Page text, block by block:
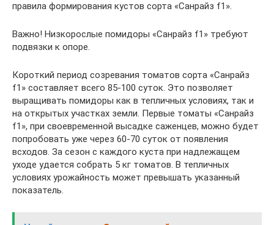
правила формирования кустов сорта «Санрайз f1».
Важно! Низкорослые помидоры «Санрайз f1» требуют
подвязки к опоре.
Короткий период созревания томатов сорта «Санрайз
f1» составляет всего 85-100 суток. Это позволяет
выращивать помидоры как в тепличных условиях, так и
на открытых участках земли. Первые томаты «Санрайз
f1», при своевременной высадке саженцев, можно будет
попробовать уже через 60-70 суток от появления
всходов. За сезон с каждого куста при надлежащем
уходе удается собрать 5 кг томатов. В тепличных
условиях урожайность может превышать указанный
показатель.